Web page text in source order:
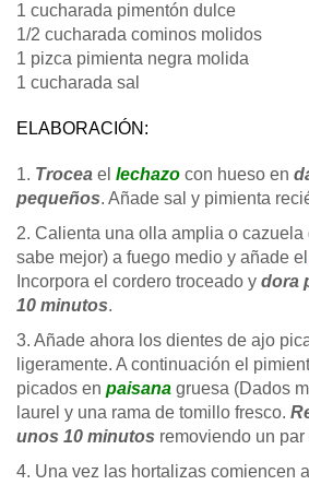
1 cucharada pimentón dulce
1/2 cucharada cominos molidos
1 pizca pimienta negra molida
1 cucharada sal
ELABORACIÓN:
1. Trocea el lechazo con hueso en
pequeños. Añade sal y pimienta
2. Calienta una olla amplia o cazuela
sabe mejor) a fuego medio y añade el
Incorpora el cordero troceado y dora
10 minutos.
3. Añade ahora los dientes de ajo
ligeramente. A continuación el
picados en paisana gruesa (Dados
laurel y una rama de tomillo fresco.
unos 10 minutos removiendo un par
4. Una vez las hortalizas comiencen